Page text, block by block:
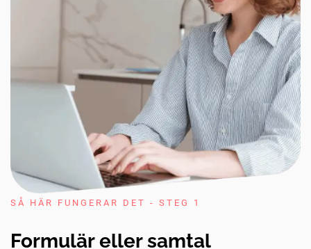
SÅ HÄR FUNGERAR DET - STEG 1
Formulär eller samtal